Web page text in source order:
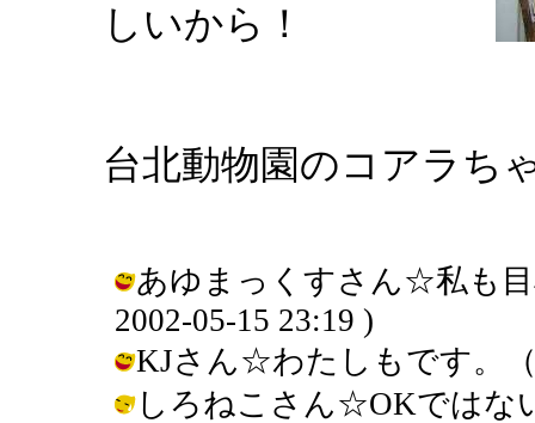
しいから！
台北動物園のコアラち
あゆまっくすさん☆私も
2002-05-15 23:19 )
KJさん☆わたしもです。（
しろねこさん☆OKではな